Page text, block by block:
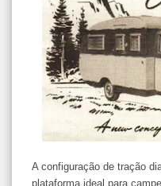
A configuração de tração
plataforma ideal para